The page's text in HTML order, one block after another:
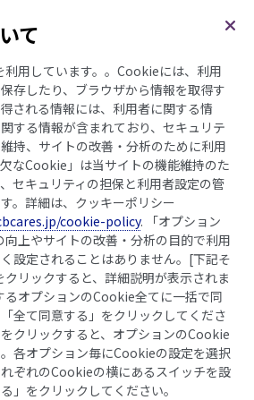
＜夏＞
て
用しています。。Cookieには、利用
存したり、ブラウザから情報を取得す
される情報には、利用者に関する情
する情報が含まれており、セキュリテ
持、サイトの改善・分析のために利用
なCookie」は当サイトの機能維持のた
セキュリティの担保と利用者設定の管
。詳細は、クッキーポリシー
cookie-policy. 「オプション
上やサイトの改善・分析の目的で利用
設定されることはありません。[下記そ
リックすると、詳細説明が表示されま
オプションのCookie全てに一括で同
全て同意する」をクリックしてくださ
クリックすると、オプションのCookie
各オプション毎にCookieの設定を選択
ぞれのCookieの横にあるスイッチを設
」をクリックしてください。